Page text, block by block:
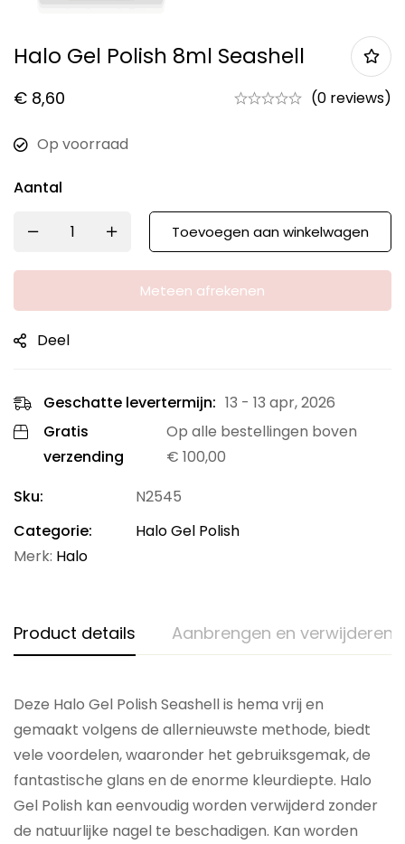
Halo Gel Polish 8ml Seashell
€ 8,60 (0 reviews)
Op voorraad
Aantal
Toevoegen aan winkelwagen
Meteen afrekenen
Deel
Geschatte levertermijn: 13 - 13 apr, 2026
Gratis
verzending
Op alle bestellingen boven
€ 100,00
Sku:
N2545
Categorie:
Halo Gel Polish
Merk: Halo
Product details Aanbrengen en verwijderen
Deze Halo Gel Polish Seashell is hema vrij en
gemaakt volgens de allernieuwste methode, biedt
vele voordelen, waaronder het gebruiksgemak, de
fantastische glans en de enorme kleurdiepte. Halo
Gel Polish kan eenvoudig worden verwijderd zonder
de natuurlijke nagel te beschadigen. Kan worden